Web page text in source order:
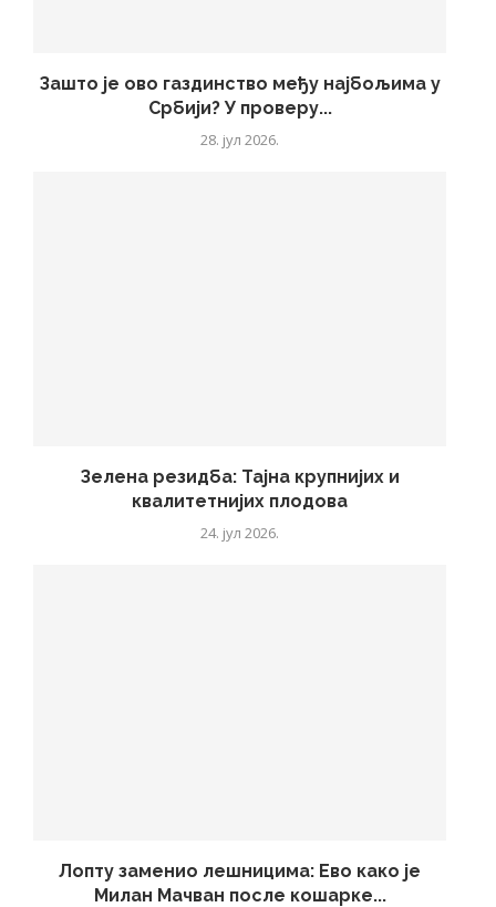
Зашто је ово газдинство међу најбољима у
Србији? У проверу...
28. јул 2026.
Зелена резидба: Тајна крупнијих и
квалитетнијих плодова
24. јул 2026.
Лопту заменио лешницима: Ево како је
Милан Мачван после кошарке...